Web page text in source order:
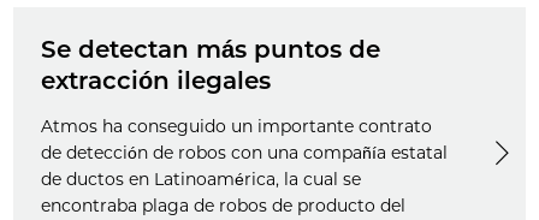
Se detectan más puntos de
extracción ilegales
Atmos ha conseguido un importante contrato
de detección de robos con una compañía estatal
de ductos en Latinoamérica, la cual se
encontraba plaga de robos de producto del